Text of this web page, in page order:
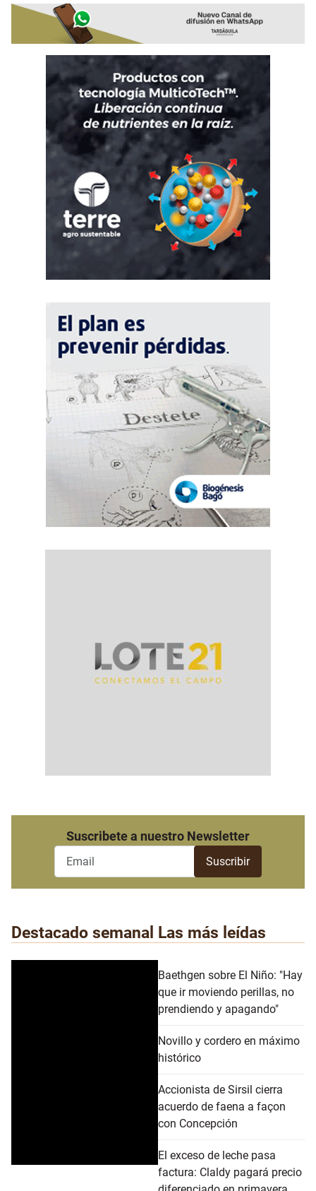
Suscribete a nuestro Newsletter
Destacado semanal Las más leídas
Baethgen sobre El Niño: "Hay
que ir moviendo perillas, no
prendiendo y apagando"
Novillo y cordero en máximo
histórico
Accionista de Sirsil cierra
acuerdo de faena a façon
con Concepción
El exceso de leche pasa
factura: Claldy pagará precio